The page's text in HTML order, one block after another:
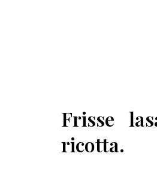
Frisse
ricotta.